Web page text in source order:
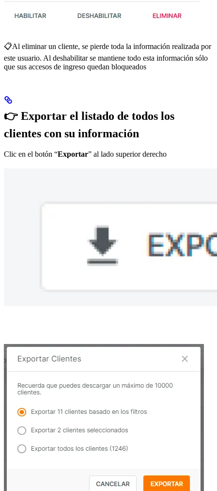
📋Al eliminar un cliente, se pierde toda la información realizada por
este usuario. Al deshabilitar se mantiene todo esta información sólo
que sus accesos de ingreso quedan bloqueados
👉 Exportar el listado de todos los
clientes con su información
Clic en el botón “Exportar” al lado superior derecho